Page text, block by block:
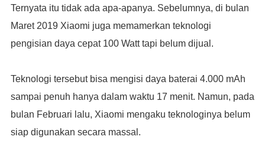
Ternyata itu tidak ada apa-apanya. Sebelumnya, di bulan
Maret 2019 Xiaomi juga memamerkan teknologi
pengisian daya cepat 100 Watt tapi belum dijual.
Teknologi tersebut bisa mengisi daya baterai 4.000 mAh
sampai penuh hanya dalam waktu 17 menit. Namun, pada
bulan Februari lalu, Xiaomi mengaku teknologinya belum
siap digunakan secara massal.